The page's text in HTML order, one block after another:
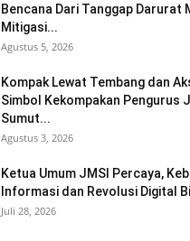
Bencana Dari Tanggap Darurat
Mitigasi...
Agustus 5, 2026
Kompak Lewat Tembang dan
Simbol Kekompakan Pengurus
Sumut...
Agustus 3, 2026
Ketua Umum JMSI Percaya,
Informasi dan Revolusi Digital
Juli 28, 2026